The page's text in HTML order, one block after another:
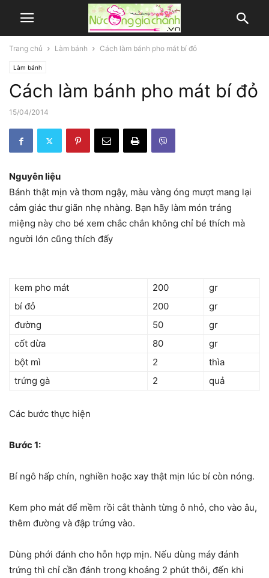
Trang chủ Làm bánh Cách làm bánh pho mát bí đỏ
Làm bánh
Cách làm bánh pho mát bí đỏ
15/04/2014
Nguyên liệu
Bánh thật mịn và thơm ngậy, màu vàng óng mượt mang lại
cảm giác thư giãn nhẹ nhàng. Bạn hãy làm món tráng
miệng này cho bé xem chắc chắn không chỉ bé thích mà
người lớn cũng thích đấy
kem pho mát 200
gr
bí đỏ
200
gr
đường
50
gr
cốt dừa
80
gr
bột mì
2
thìa
trứng gà
2 quả
Các bước thực hiện
Bước 1:
Bí ngô hấp chín, nghiền hoặc xay thật mịn lúc bí còn nóng.
Kem pho mát để mềm rồi cắt thành từng ô nhỏ, cho vào âu,
thêm đường và đập trứng vào.
Dùng phới đánh cho hỗn hợp mịn. Nếu dùng máy đánh
trứng thì chỉ cần đánh trong khoảng 2 phút thôi, đến khi